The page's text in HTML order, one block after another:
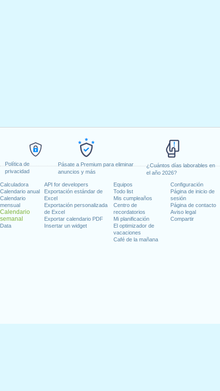
Política de
privacidad
Pásate a Premium para eliminar
anuncios y más
¿Cuántos días laborables en
el año 2026?
Calculadora
Calendario anual
Calendario
mensual
Calendario
semanal
Data
API for developers
Exportación estándar de
Excel
Exportación personalizada
de Excel
Exportar calendario PDF
Insertar un widget
Equipos
Todo list
Mis cumpleaños
Centro de
recordatorios
Mi planificación
El optimizador de
vacaciones
Café de la mañana
Configuración
Página de inicio de
sesión
Página de contacto
Aviso legal
Compartir